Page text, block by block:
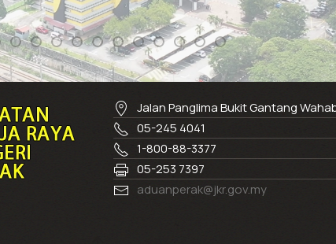
Jalan Panglima Bukit Gantang
05-245 4041
1-800-88-3377
05-253 7397
aduanperak@jkr.gov.my